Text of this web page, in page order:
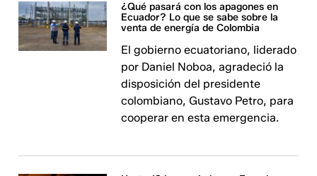
¿Qué pasará con los apagones en
Ecuador? Lo que se sabe sobre la
venta de energía de Colombia
El gobierno ecuatoriano, liderado
por Daniel Noboa, agradeció la
disposición del presidente
colombiano, Gustavo Petro, para
cooperar en esta emergencia.